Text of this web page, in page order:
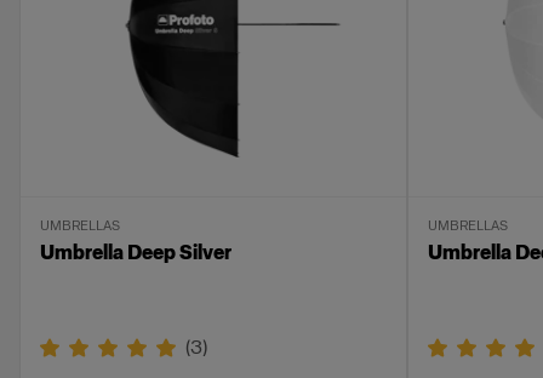
UMBRELLAS
Umbrella Deep Silver
(3)
UMBRELLAS
Umbrella